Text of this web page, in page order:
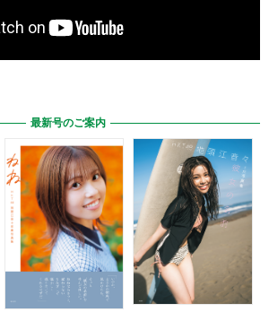
最新号のご案内